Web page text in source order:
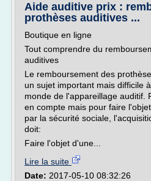
Aide auditive prix :
prothèses auditives ...
Boutique en ligne
Tout comprendre du
auditives
Le remboursement des
un sujet important mais difficile
monde de l'appareillage auditif.
en compte mais pour faire
par la sécurité sociale,
doit:
Faire l'objet d'une...
Lire la suite
Date: 2017-05-10 08:32:26